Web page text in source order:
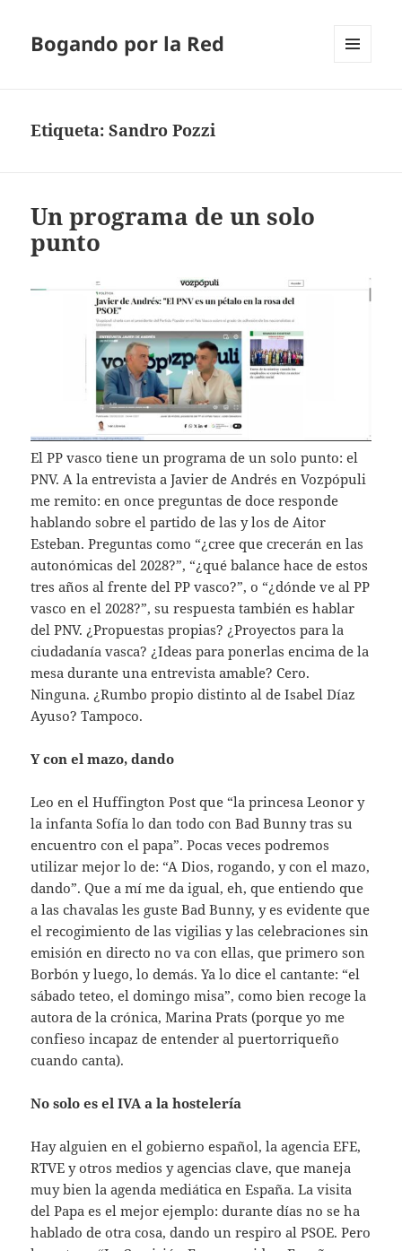
Bogando por la Red
Etiqueta:Sandro Pozzi
Un programa de un solo
punto
El PP vasco tiene un programa de un solo punto: el
PNV. A la entrevista a Javier de Andrés en Vozpópuli
me remito: en once preguntas de doce responde
hablando sobre el partido de las y los de Aitor
Esteban. Preguntas como “¿cree que crecerán en las
autonómicas del 2028?”, “¿qué balance hace de estos
tres años al frente del PP vasco?”, o “¿dónde ve al PP
vasco en el 2028?”, su respuesta también es hablar
del PNV. ¿Propuestas propias? ¿Proyectos para la
ciudadanía vasca? ¿Ideas para ponerlas encima de la
mesa durante una entrevista amable? Cero.
Ninguna. ¿Rumbo propio distinto al de Isabel Díaz
Ayuso? Tampoco.
Y con el mazo, dando
Leo en el Huffington Post que “la princesa Leonor y
la infanta Sofía lo dan todo con Bad Bunny tras su
encuentro con el papa”. Pocas veces podremos
utilizar mejor lo de: “A Dios, rogando, y con el mazo,
dando”. Que a mí me da igual, eh, que entiendo que
a las chavalas les guste Bad Bunny, y es evidente que
el recogimiento de las vigilias y las celebraciones sin
emisión en directo no va con ellas, que primero son
Borbón y luego, lo demás. Ya lo dice el cantante: “el
sábado teteo, el domingo misa”, como bien recoge la
autora de la crónica, Marina Prats (porque yo me
confieso incapaz de entender al puertorriqueño
cuando canta).
No solo es el IVA a la hostelería
Hay alguien en el gobierno español, la agencia EFE,
RTVE y otros medios y agencias clave, que maneja
muy bien la agenda mediática en España. La visita
del Papa es el mejor ejemplo: durante días no se ha
hablado de otra cosa, dando un respiro al PSOE. Pero